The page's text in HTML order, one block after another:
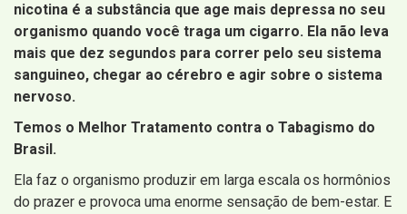
nicotina é a substância que age mais depressa no seu
organismo quando você traga um cigarro. Ela não leva
mais que dez segundos para correr pelo seu sistema
sanguineo, chegar ao cérebro e agir sobre o sistema
nervoso.
Temos o Melhor Tratamento contra o Tabagismo do
Brasil.
Ela faz o organismo produzir em larga escala os hormônios
do prazer e provoca uma enorme sensação de bem-estar. E